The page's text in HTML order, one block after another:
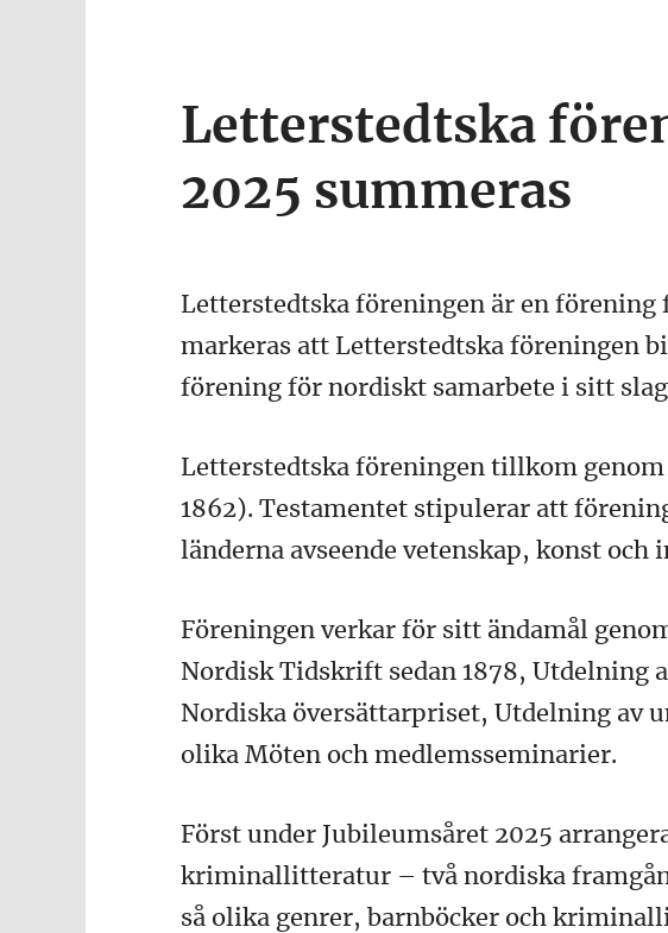
Letterstedtska
2025 summeras
Letterstedtska föreningen är en förening
markeras att Letterstedtska föreningen
förening för nordiskt samarbete i sitt
Letterstedtska föreningen tillkom genom
1862). Testamentet stipulerar att
länderna avseende vetenskap, konst och
Föreningen verkar för sitt ändamål
Nordisk Tidskrift sedan 1878, Utdelning
Nordiska översättarpriset, Utdelning av
olika Möten och medlemsseminarier.
Först under Jubileumsåret 2025
kriminallitteratur – två nordiska
så olika genrer, barnböcker och